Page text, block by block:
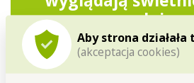
Aby strona
(akceptacja cookies)
dnia.